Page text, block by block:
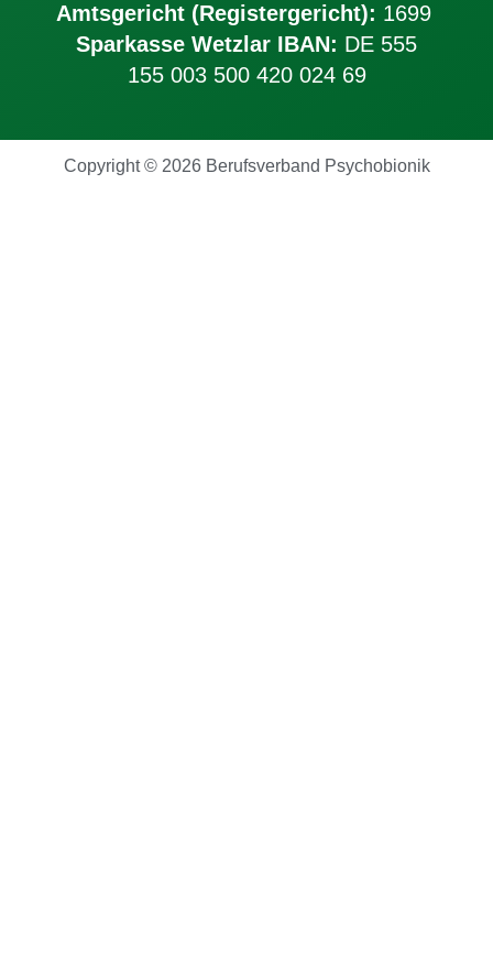
Amtsgericht (Registergericht): 1699
Sparkasse Wetzlar IBAN: DE 555
155 003 500 420 024 69
Copyright © 2026 Berufsverband Psychobionik